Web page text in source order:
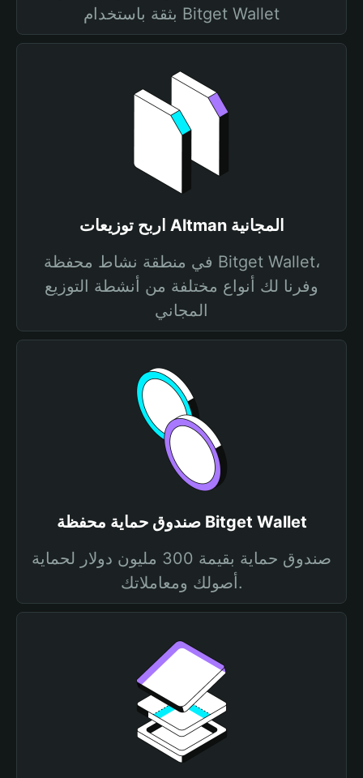
بثقة باستخدام Bitget Wallet
اربح توزيعات Altman المجانية
في منطقة نشاط محفظة Bitget Wallet،
وفرنا لك أنواع مختلفة من أنشطة التوزيع
المجاني
صندوق حماية محفظة Bitget Wallet
صندوق حماية بقيمة 300 مليون دولار لحماية
أصولك ومعاملاتك.